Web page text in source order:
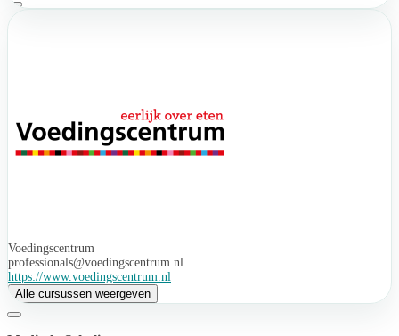
Voedingscentrum
professionals@voedingscentrum.nl
https://www.voedingscentrum.nl
Alle cursussen weergeven